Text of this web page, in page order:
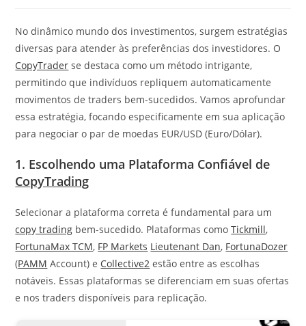
No dinâmico mundo dos investimentos, surgem estratégias
diversas para atender às preferências dos investidores. O
CopyTrader se destaca como um método intrigante,
permitindo que indivíduos repliquem automaticamente
movimentos de traders bem-sucedidos. Vamos aprofundar
essa estratégia, focando especificamente em sua aplicação
para negociar o par de moedas EUR/USD (Euro/Dólar).
1. Escolhendo uma Plataforma Confiável de
CopyTrading
Selecionar a plataforma correta é fundamental para um
copy trading bem-sucedido. Plataformas comoTickmill,
FortunaMax TCM, FP Markets Lieutenant Dan, FortunaDozer
(PAMM Account) e Collective2 estão entre as escolhas
notáveis. Essas plataformas se diferenciam em suas ofertas
e nos traders disponíveis para replicação.